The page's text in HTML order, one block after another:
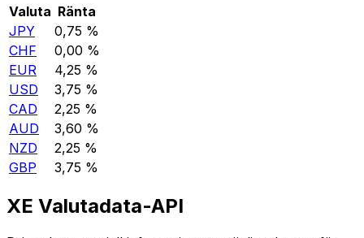
Valuta Ränta
JPY
0,75 %
CHF
0,00 %
EUR
4,25 %
USD
3,75 %
CAD
2,25 %
AUD
3,60 %
NZD
2,25 %
GBP
3,75 %
XE Valutadata-API